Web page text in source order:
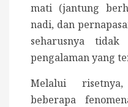
mati (jantung
nadi, dan
seharusnya tidak
pengalaman yang
Melalui
beberapa